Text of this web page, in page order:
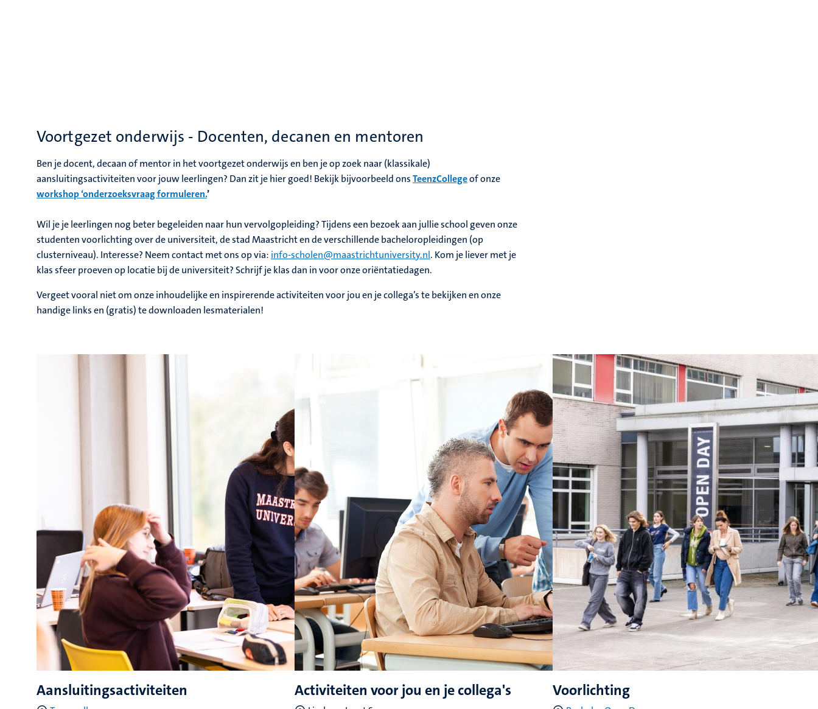
Voortgezet onderwijs - Docenten, decanen en mentoren
Ben je docent, decaan of mentor in het voortgezet onderwijs en ben je op zoek naar (klassikale)
aansluitingsactiviteiten voor jouw leerlingen? Dan zit je hier goed! Bekijk bijvoorbeeld onsTeenzCollegeof onze
workshop ‘onderzoeksvraag formuleren.’
Wil je je leerlingen nog beter begeleiden naar hun vervolgopleiding? Tijdens een bezoek aan jullie school geven onze
studenten voorlichting over de universiteit, de stad Maastricht en de verschillende bacheloropleidingen (op
clusterniveau). Interesse? Neem contact met ons op via: info-scholen@maastrichtuniversity.nl. Kom je liever met je
klas sfeer proeven op locatie bij de universiteit? Schrijf je klas dan in voor onze oriëntatiedagen.
Vergeet vooral niet om onze inhoudelijke en inspirerende activiteiten voor jou en je collega’s te bekijken en onze
handige links en (gratis) te downloaden lesmaterialen!
Aansluitingsactiviteiten Activiteiten voor jou en je collega's Voorlichting